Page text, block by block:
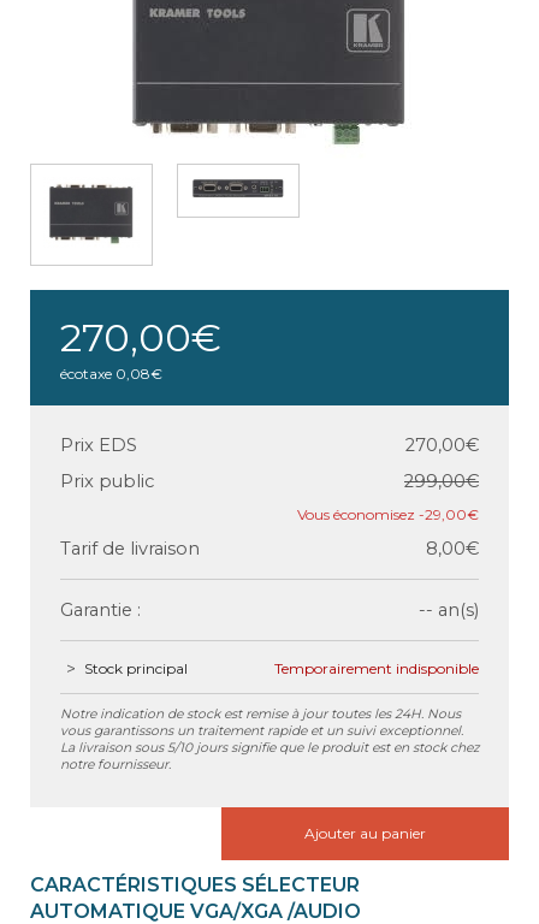
270,00€
écotaxe 0,08€
Prix EDS
270,00€
Prix public
299,00€
-29,00€
Tarif de livraison 8,00€
Garantie : -- an(s)
Stock principal Temporairement indisponible
Notre indication de stock est remise à jour toutes les 24H. Nous
vous garantissons un traitement rapide et un suivi exceptionnel.
La livraison sous 5/10 jours signifie que le produit est en stock chez
notre fournisseur.
Ajouter au panier
CARACTÉRISTIQUES SÉLECTEUR
AUTOMATIQUE VGA/XGA /AUDIO